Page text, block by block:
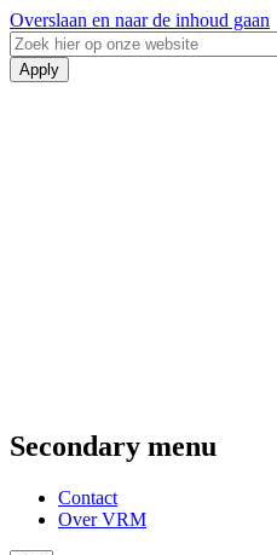
Overslaan en naar de inhoud gaan
Secondary menu
Contact
Over VRM